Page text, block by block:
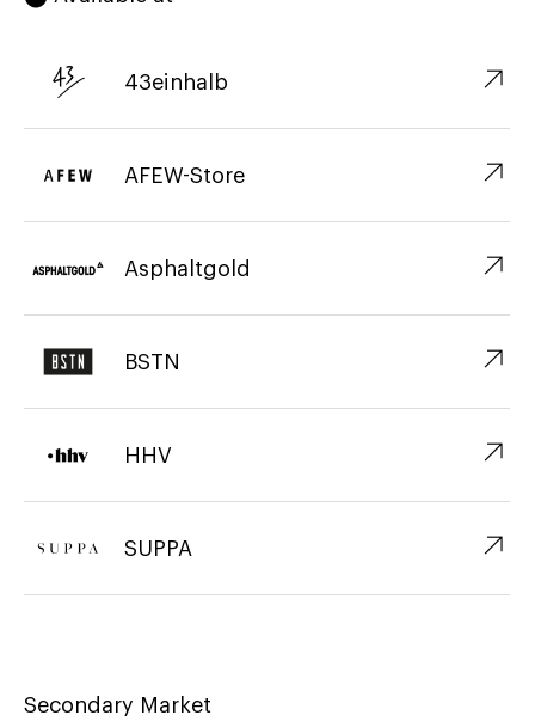
43einhalb ↗︎
AFEW-Store ↗︎
Asphaltgold ↗︎
BSTN ↗︎
HHV ↗︎
SUPPA ↗︎
Secondary Market